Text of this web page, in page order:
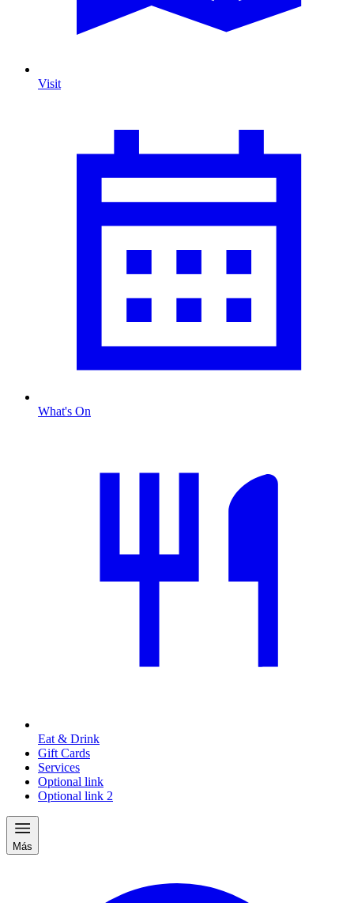
Visit
What's On
Eat & Drink
Gift Cards
Services
Optional link
Optional link 2
Más